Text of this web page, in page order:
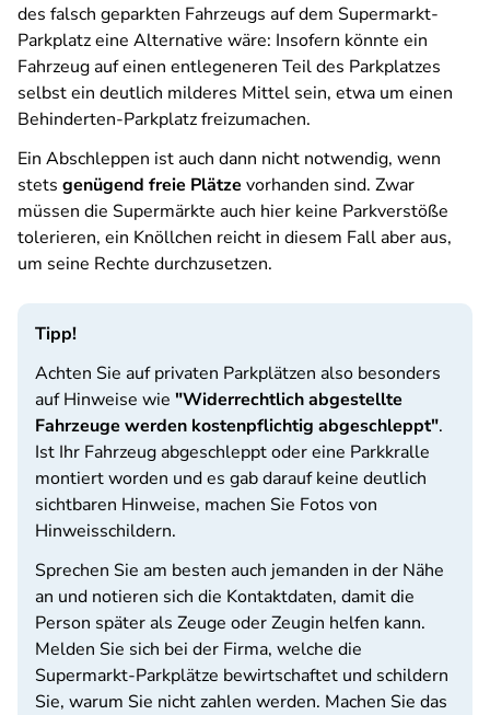
des falsch geparkten Fahrzeugs auf dem Supermarkt-
Parkplatz eine Alternative wäre: Insofern könnte ein
Fahrzeug auf einen entlegeneren Teil des Parkplatzes
selbst ein deutlich milderes Mittel sein, etwa um einen
Behinderten-Parkplatz freizumachen.
Ein Abschleppen ist auch dann nicht notwendig, wenn
stets genügend freie Plätze vorhanden sind. Zwar
müssen die Supermärkte auch hier keine Parkverstöße
tolerieren, ein Knöllchen reicht in diesem Fall aber aus,
um seine Rechte durchzusetzen.
Tipp!
Achten Sie auf privaten Parkplätzen also besonders
auf Hinweise wie "Widerrechtlich abgestellte
Fahrzeuge werden kostenpflichtig abgeschleppt".
Ist Ihr Fahrzeug abgeschleppt oder eine Parkkralle
montiert worden und es gab darauf keine deutlich
sichtbaren Hinweise, machen Sie Fotos von
Hinweisschildern.
Sprechen Sie am besten auch jemanden in der Nähe
an und notieren sich die Kontaktdaten, damit die
Person später als Zeuge oder Zeugin helfen kann.
Melden Sie sich bei der Firma, welche die
Supermarkt-Parkplätze bewirtschaftet und schildern
Sie, warum Sie nicht zahlen werden. Machen Sie das